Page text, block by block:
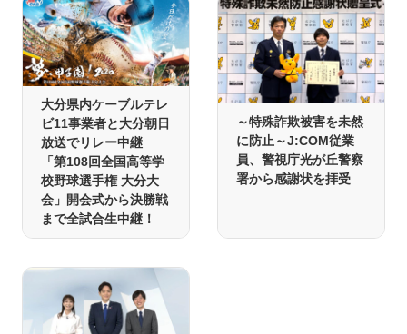
大分県内ケーブルテレ
ビ11事業者と大分朝日
放送でリレー中継
「第108回全国高等学
校野球選手権 大分大
会」開会式から決勝戦
まで全試合生中継！
～特殊詐欺被害を未然
に防止～J:COM従業
員、警視庁光が丘警察
署から感謝状を拝受